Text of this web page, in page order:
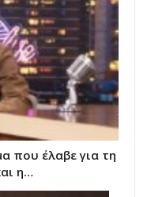
που έλαβε για τη
η…